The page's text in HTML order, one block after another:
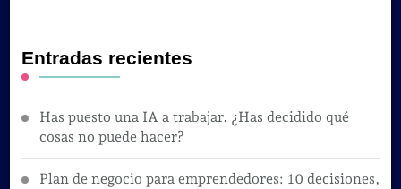
Entradas recientes
Has puesto una IA a trabajar. ¿Has decidido qué
cosas no puede hacer?
Plan de negocio para emprendedores: 10 decisiones,